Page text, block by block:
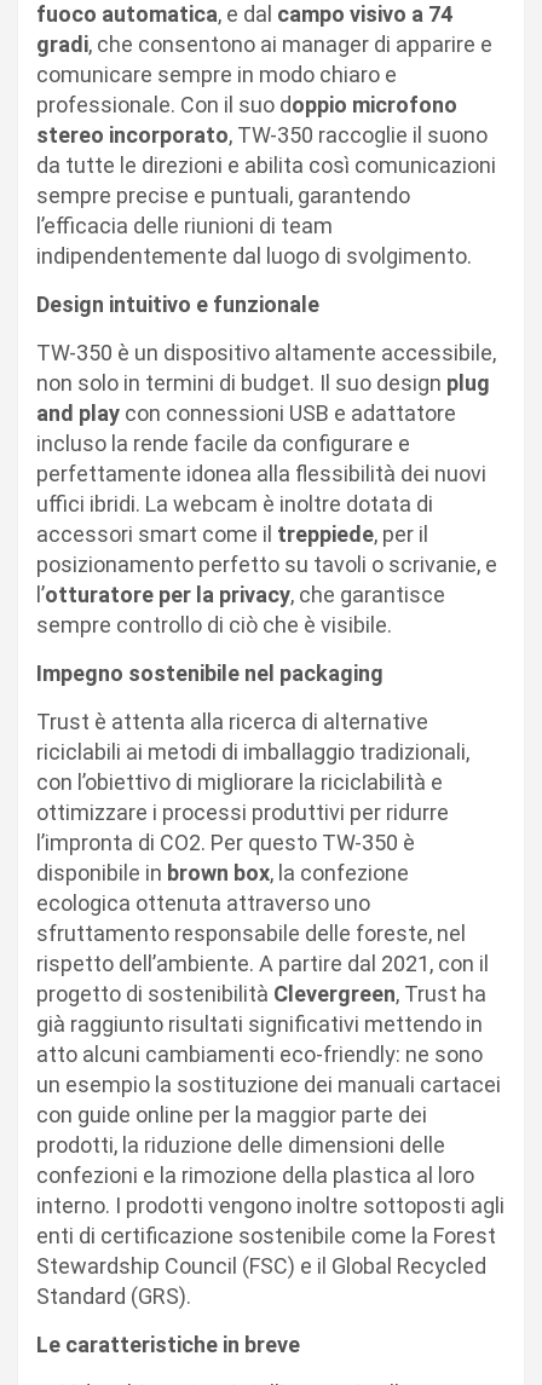
fuoco automatica, e dal campo visivo a 74
gradi, che consentono ai manager di apparire e
comunicare sempre in modo chiaro e
professionale. Con il suo doppio microfono
stereo incorporato, TW-350 raccoglie il suono
da tutte le direzioni e abilita così comunicazioni
sempre precise e puntuali, garantendo
l’efficacia delle riunioni di team
indipendentemente dal luogo di svolgimento.
Design intuitivo e funzionale
TW-350 è un dispositivo altamente accessibile,
non solo in termini di budget. Il suo design plug
and play con connessioni USB e adattatore
incluso la rende facile da configurare e
perfettamente idonea alla flessibilità dei nuovi
uffici ibridi. La webcam è inoltre dotata di
accessori smart come il treppiede, per il
posizionamento perfetto su tavoli o scrivanie, e
l’otturatore per la privacy, che garantisce
sempre controllo di ciò che è visibile.
Impegno sostenibile nel packaging
Trust è attenta alla ricerca di alternative
riciclabili ai metodi di imballaggio tradizionali,
con l’obiettivo di migliorare la riciclabilità e
ottimizzare i processi produttivi per ridurre
l’impronta di CO2. Per questo TW-350 è
disponibile in brown box, la confezione
ecologica ottenuta attraverso uno
sfruttamento responsabile delle foreste, nel
rispetto dell’ambiente. A partire dal 2021, con il
progetto di sostenibilità Clevergreen, Trust ha
già raggiunto risultati significativi mettendo in
atto alcuni cambiamenti eco-friendly: ne sono
un esempio la sostituzione dei manuali cartacei
con guide online per la maggior parte dei
prodotti, la riduzione delle dimensioni delle
confezioni e la rimozione della plastica al loro
interno. I prodotti vengono inoltre sottoposti agli
enti di certificazione sostenibile come la Forest
Stewardship Council (FSC) e il Global Recycled
Standard (GRS).
Le caratteristiche in breve